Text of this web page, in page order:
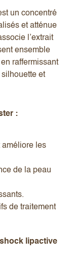
un concentré
et atténue
l’extrait
ensemble
raffermissant
et
:
les
de la peau
de traitement
lipactive